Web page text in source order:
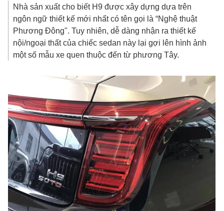
Nhà sản xuất cho biết H9 được xây dựng dựa trên
ngôn ngữ thiết kế mới nhất có tên gọi là “Nghệ thuật
Phương Đông". Tuy nhiên, dễ dàng nhận ra thiết kế
nội/ngoại thất của chiếc sedan này lại gợi lên hình ảnh
một số mẫu xe quen thuộc đến từ phương Tây.